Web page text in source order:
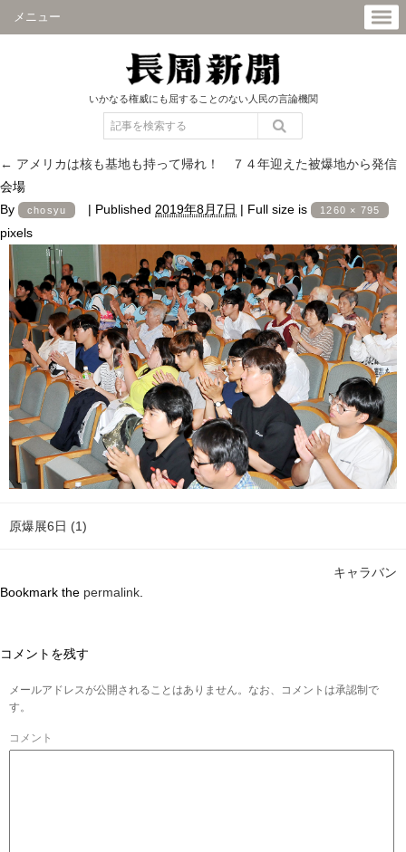
メニュー
いかなる権威にも屈することのない人民の言論機関
← アメリカは核も基地も持って帰れ！ ７４年迎えた被爆地から発信
会場
By
chosyu | Published 2019年8月7日 | Full size is 1260 × 795
pixels
原爆展6日 (1)
キャラバン
Bookmark the permalink
コメントを残す
メールアドレスが公開されることはありません。なお、コメントは承認制で
す。
コメント